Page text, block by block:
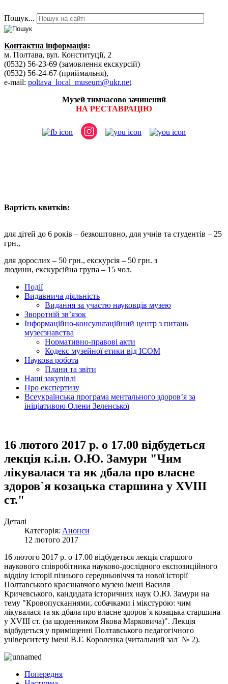
Пошук...
Контактна інформація:
м. Полтава, вул. Конституції, 2
(0532) 56-23-69 (замовлення екскурсій)
(0532) 56-24-67 (приймальня),
e-mail: poltava_local_museum@ukr.net
Музей тимчасово зачинений
НА РЕСТАВРАЦІЮ
Вартість квитків:
для дітей до 6 років – безкоштовно, для учнів та студентів – 25
грн.,
для дорослих – 50 грн., екскурсія – 50 грн. з
людини, екскурсійна група – 15 чол.
Події
Видавнича діяльність
Видання за участю науковців музею
Зворотній зв’язок
Інформаційно-консультаційний центр з питань
музеєзнавства
Нормативно-правові акти
Кодекс музейної етики від ІСОМ
Наукова робота
Плани та звіти
Наші закупівлі
Про експертизу
Всеукраїнська програма ментального здоров’я за
ініціативою Олени Зеленської
16 лютого 2017 р. о 17.00 відбудеться
лекція к.і.н. О.Ю. Замури "Чим
лікувалася та як дбала про власне
здоров`я козацька старшина у ХVІІІ
ст."
Деталі
Категорія: Анонси
12 лютого 2017
16 лютого 2017 р. о 17.00 відбудеться лекція старшого
наукового співробітника науково-дослідного експозиційного
відділу історії пізнього середньовіччя та нової історії
Полтавського краєзнавчого музею імені Василя
Кричевського, кандидата історичних наук О.Ю. Замури на
тему "Кровопусканнями, собачками і мікстурою: чим
лікувалася та як дбала про власне здоров`я козацька старшина
у ХVІІІ ст. (за щоденником Якова Марковича)". Лекція
відбудеться у приміщенні Полтавського педагогічного
університету імені В.Г. Короленка (читальний зал № 2).
Попередня